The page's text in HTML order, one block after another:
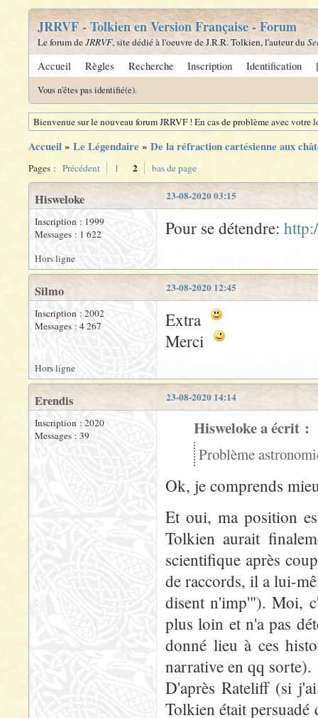
JRRVF - Tolkien en Version Française - Forum
Le forum deJRRVF, site dédié à l'oeuvre de J.R.R. Tolkien, l'auteur du
Accueil Règles Recherche Inscription Identification
Vous n'êtes pas identifié(e).
Bienvenue sur le nouveau forum JRRVF ! En cas de problème avec
Accueil» Le Légendaire » De la réfraction cartésienne aux
Pages : Précédent 1 2 bas de page
23-08-2020 03:15
Hisweloke
Inscription : 1999
Messages : 1 622
Pour se détendre:
Hors ligne
23-08-2020 12:45
Silmo
Inscription : 2002
Messages : 4 267
Extra
Merci
Hors ligne
23-08-2020 14:14
Erendis
Inscription : 2020
Messages : 39
Hisweloke a écrit :
Problème
Ok, je comprends
Et oui, ma position
Tolkien aurait
scientifique après
de raccords, il a lui-
disent n'imp'"). Moi,
plus loin et n'a pas
donné lieu à ces
narrative en qq sorte).
D'après Rateliff (si
Tolkien était persuadé